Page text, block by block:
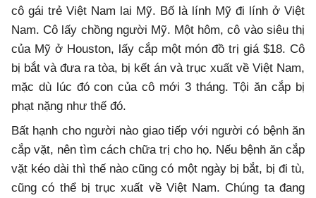
cô gái trẻ Việt Nam lai Mỹ. Bố là lính Mỹ đi lính ở Việt
Nam. Cô lấy chồng người Mỹ. Một hôm, cô vào siêu thị
của Mỹ ở Houston, lấy cắp một món đồ trị giá $18. Cô
bị bắt và đưa ra tòa, bị kết án và trục xuất về Việt Nam,
mặc dù lúc đó con của cô mới 3 tháng. Tội ăn cắp bị
phạt nặng như thế đó.
Bất hạnh cho người nào giao tiếp với người có bệnh ăn
cắp vặt, nên tìm cách chữa trị cho họ. Nếu bệnh ăn cắp
vặt kéo dài thì thế nào cũng có một ngày bị bắt, bị đi tù,
cũng có thể bị trục xuất về Việt Nam. Chúng ta đang